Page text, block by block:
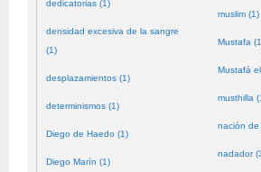
dedicatorias (1)
densidad excesiva de la sangre
(1)
desplazamientos (1)
determinismos (1)
Diego de Haedo (1)
Diego Marín (1)
muslim (1)
Mustafa
Mustafá
musthilla
nación de
nadador